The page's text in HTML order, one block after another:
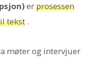
erprosessen
tekst .
møter og intervjuer